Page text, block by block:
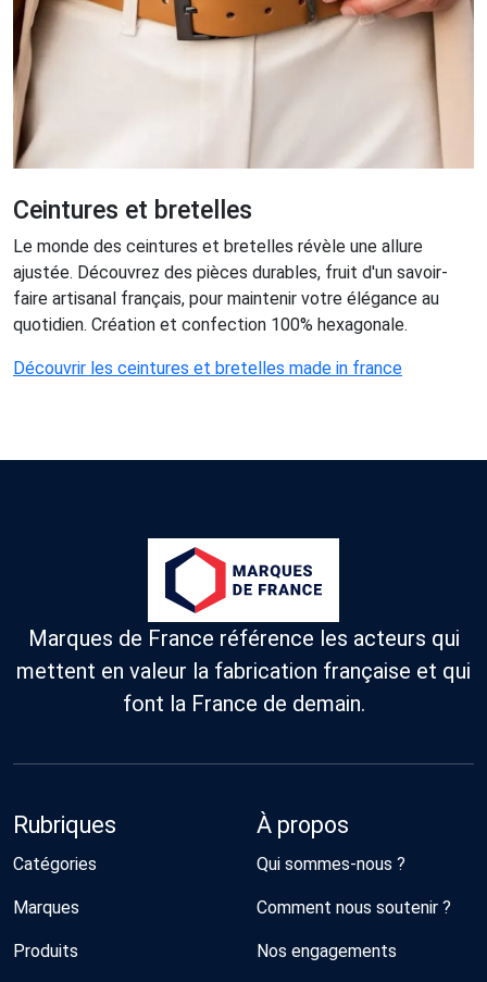
Ceintures et bretelles
Le monde des ceintures et bretelles révèle une allure
ajustée. Découvrez des pièces durables, fruit d'un savoir-
faire artisanal français, pour maintenir votre élégance au
quotidien. Création et confection 100% hexagonale.
Découvrir les ceintures et bretelles made in france
Marques de France référence les acteurs qui
mettent en valeur la fabrication française et qui
font la France de demain.
Rubriques
Catégories
Marques
Produits
À propos
Qui sommes-nous ?
Comment nous soutenir ?
Nos engagements